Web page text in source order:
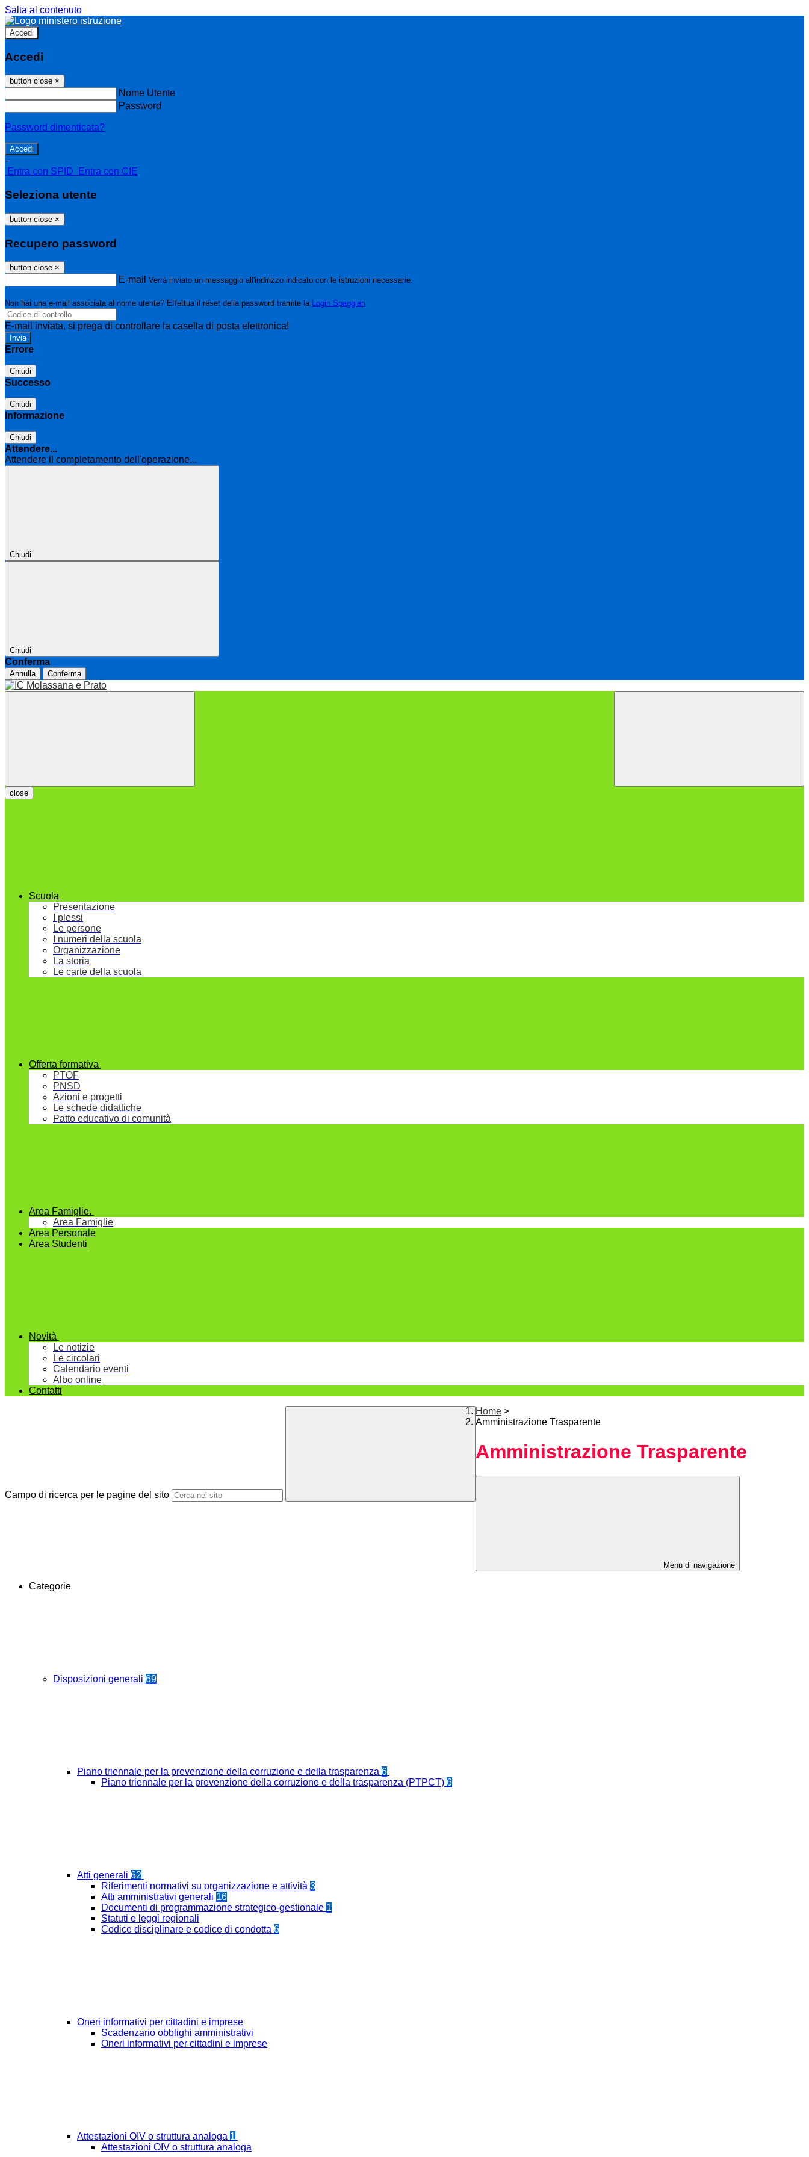
Salta al contenuto
Accedi
Accedi
button close ×
Nome Utente
Password
Password dimenticata?
-
Entra con SPID
Entra con CIE
Seleziona utente
button close ×
Recupero password
button close ×
E-mail Verrà inviato un messaggio all'indirizzo indicato con le istruzioni necessarie.
Non hai una e-mail associata al nome utente? Effettua il reset della password tramite la Login Spaggiari
E-mail inviata, si prega di controllare la casella di posta elettronica!
Errore
Chiudi
Successo
Chiudi
Informazione
Chiudi
Attendere...
Attendere il completamento dell'operazione...
Chiudi
Chiudi
Conferma
Annulla Conferma
close
Scuola
Presentazione
I plessi
Le persone
I numeri della scuola
Organizzazione
La storia
Le carte della scuola
Offerta formativa
PTOF
PNSD
Azioni e progetti
Le schede didattiche
Patto educativo di comunità
Area Famiglie.
Area Famiglie
Area Personale
Area Studenti
Novità
Le notizie
Le circolari
Calendario eventi
Albo online
Contatti
Campo di ricerca per le pagine del sito
Home >
Amministrazione Trasparente
Amministrazione Trasparente
Menu di navigazione
Categorie
Disposizioni generali 69
Piano triennale per la prevenzione della corruzione e della trasparenza 6
Piano triennale per la prevenzione della corruzione e della trasparenza (PTPCT) 6
Atti generali 62
Riferimenti normativi su organizzazione e attività 3
Atti amministrativi generali 16
Documenti di programmazione strategico-gestionale 1
Statuti e leggi regionali
Codice disciplinare e codice di condotta 6
Oneri informativi per cittadini e imprese
Scadenzario obblighi amministrativi
Oneri informativi per cittadini e imprese
Attestazioni OIV o struttura analoga 1
Attestazioni OIV o struttura analoga